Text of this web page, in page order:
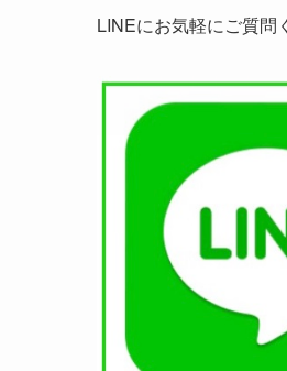
LINEにお気軽にご質問